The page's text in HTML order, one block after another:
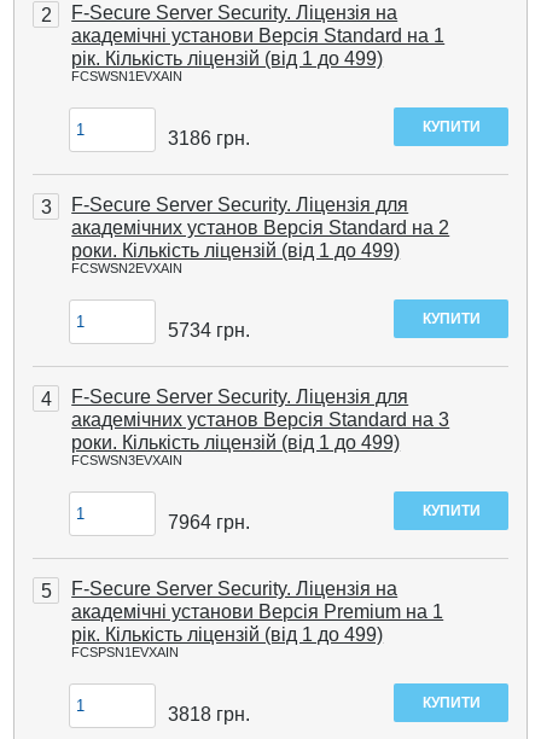
2
F-Secure Server Security. Ліцензія на
академічні установи Версія Standard на 1
рік. Кількість ліцензій (від 1 до 499)
FCSWSN1EVXAIN
3186 грн.
3
F-Secure Server Security. Ліцензія для
академічних установ Версія Standard на 2
роки. Кількість ліцензій (від 1 до 499)
FCSWSN2EVXAIN
5734 грн.
4
F-Secure Server Security. Ліцензія для
академічних установ Версія Standard на 3
роки. Кількість ліцензій (від 1 до 499)
FCSWSN3EVXAIN
7964 грн.
5
F-Secure Server Security. Ліцензія на
академічні установи Версія Premium на 1
рік. Кількість ліцензій (від 1 до 499)
FCSPSN1EVXAIN
3818 грн.